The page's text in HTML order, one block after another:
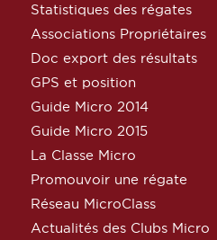
Statistiques des régates
Associations Propriétaires
Doc export des résultats
GPS et position
Guide Micro 2014
Guide Micro 2015
La Classe Micro
Promouvoir une régate
Réseau MicroClass
Actualités des Clubs Micro